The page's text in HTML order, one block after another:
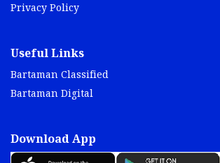
Privacy Policy
Useful Links
Bartaman Classified
Bartaman Digital
Download App